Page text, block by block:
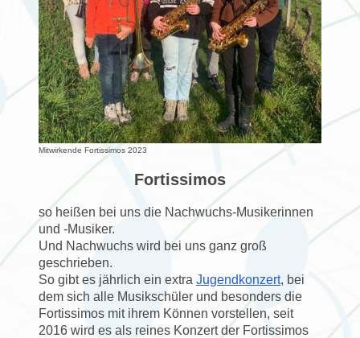
Mitwirkende Fortissimos 2023
Fortissimos
so heißen bei uns die Nachwuchs-Musikerinnen
und -Musiker.
Und Nachwuchs wird bei uns ganz groß
geschrieben.
So gibt es jährlich ein extra Jugendkonzert, bei
dem sich alle Musikschüler und besonders die
Fortissimos mit ihrem Können vorstellen, seit
2016 wird es als reines Konzert der Fortissimos